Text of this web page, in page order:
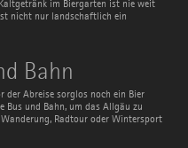
im Biergarten ist nie weit
nicht nur landschaftlich ein
Bahn
der Abreise sorglos noch ein Bier
und Bahn, um das Allgäu zu
Radtour oder Wintersport